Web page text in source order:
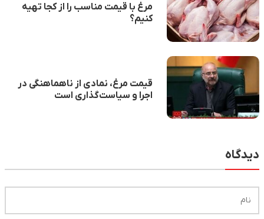
مرغ با قیمت مناسب را از کجا تهیه
کنیم؟
قیمت مرغ، نمادی از ناهماهنگی در
اجرا و سیاست‌گذاری است
دیدگاه